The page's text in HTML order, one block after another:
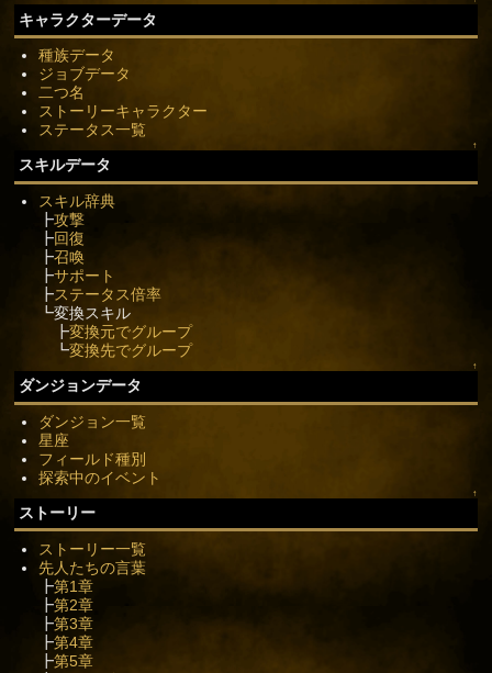
キャラクターデータ
種族データ
ジョブデータ
二つ名
ストーリーキャラクター
ステータス一覧
↑
スキルデータ
スキル辞典
┣攻撃
┣回復
┣召喚
┣サポート
┣ステータス倍率
┗変換スキル
┣変換元でグループ
┗変換先でグループ
↑
ダンジョンデータ
ダンジョン一覧
星座
フィールド種別
探索中のイベント
↑
ストーリー
ストーリー一覧
先人たちの言葉
┣第1章
┣第2章
┣第3章
┣第4章
┣第5章